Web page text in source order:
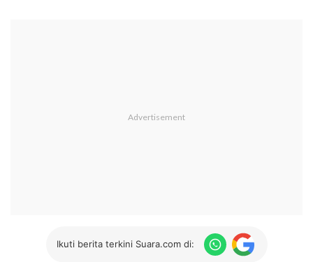
Ikuti berita terkini Suara.com di: